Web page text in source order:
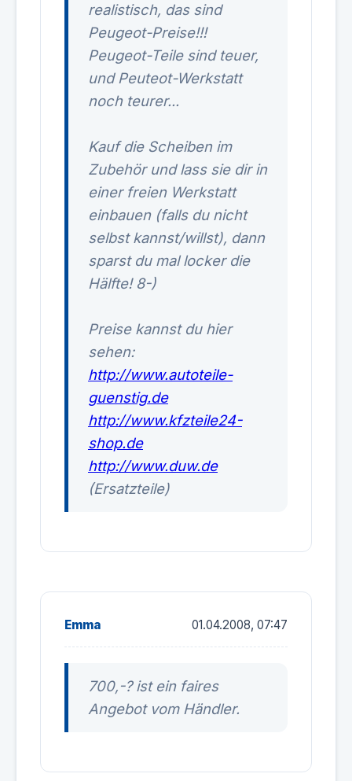
realistisch, das sind
Peugeot-Preise!!!
Peugeot-Teile sind teuer,
und Peuteot-Werkstatt
noch teurer...
Kauf die Scheiben im
Zubehör und lass sie dir in
einer freien Werkstatt
einbauen (falls du nicht
selbst kannst/willst), dann
sparst du mal locker die
Hälfte! 8-)
Preise kannst du hier
sehen:
http://www.autoteile-
guenstig.de
http://www.kfzteile24-
shop.de
http://www.duw.de
(Ersatzteile)
Emma 01.04.2008, 07:47
700,-? ist ein faires
Angebot vom Händler.